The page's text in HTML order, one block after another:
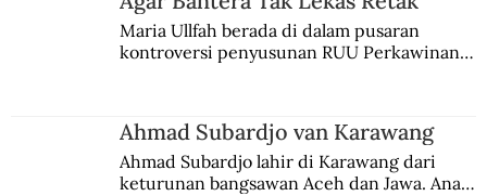
Maria Ullfah berada di dalam pusaran
kontroversi penyusunan RUU Perkawinan.
Ahmad Subardjo van Karawang
Ahmad Subardjo lahir di Karawang dari
keturunan bangsawan Aceh dan Jawa. Anak